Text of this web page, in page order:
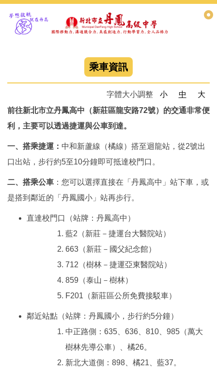
到
乘車資訊
字體大小調整 小 中
大
前往新北市立丹鳳高中（新莊區龍安路72號）的交通非常便
利，主要可以透過捷運與公車到達。
一、搭乘捷運： 中和新蘆線（橘線）搭至迴龍站，從2號出
口出站，步行約5至10分鐘即可抵達校門口。
二、搭乘公車 ：您可以選擇直接在「丹鳳高中」站下車，或
是搭到鄰近的「丹鳳國小」站再步行。
直達校門口（站牌：丹鳳高中）
藍2（新莊－捷運台大醫院站）
663（新莊－國父紀念館）
712（樹林－捷運亞東醫院站）
859（泰山－樹林）
F201（新莊區公所免費接駁車）
鄰近站點（站牌：丹鳳國小，步行約5分鐘）
中正路側：635、636、810、985（萬大
樹林先導公車）、橘26。
新北大道側：898、橘21、藍37。